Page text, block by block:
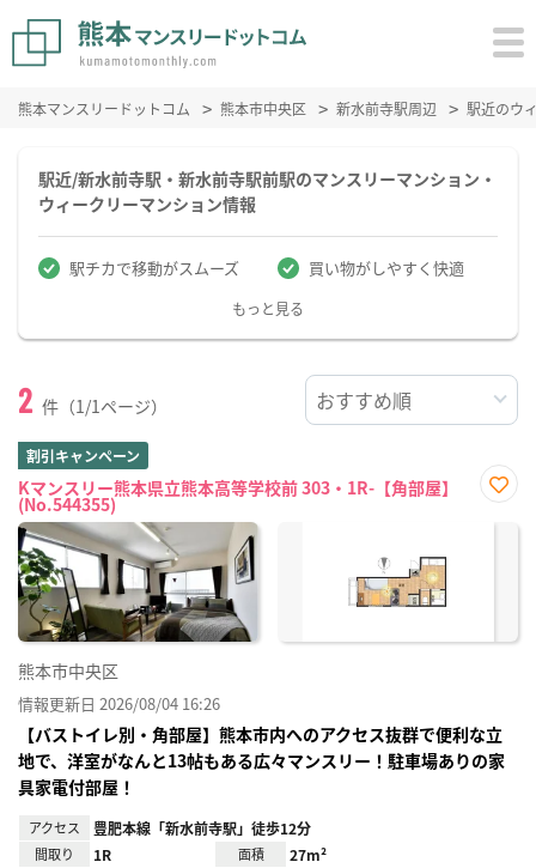
熊本マンスリードットコム 熊本市中央区 新水前寺駅周辺 駅近のウ
駅近/新水前寺駅・新水前寺駅前駅のマンスリーマンション・
ウィークリーマンション情報
駅チカで移動がスムーズ 買い物がしやすく快適
もっと見る
2 件（1/1ページ）
割引キャンペーン
Kマンスリー熊本県立熊本高等学校前 303・1R-【角部屋】
(No.544355)
に入
熊本市中央区
情報更新日 2026/08/04 16:26
【バストイレ別・角部屋】熊本市内へのアクセス抜群で便利な立
地で、洋室がなんと13帖もある広々マンスリー！駐車場ありの家
具家電付部屋！
アクセス 豊肥本線「新水前寺駅」徒歩12分
間取り 1R 面積 27m²